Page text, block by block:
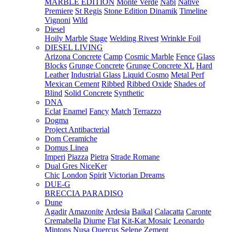
MARBLE EDITION Monte Verde Nabi Native
Premiere St Regis Stone Edition Dinamik Timeline
Vignoni Wild
Diesel
Hoily Marble Stage Welding Rivest Wrinkle Foil
DIESEL LIVING
Arizona Concrete Camp Cosmic Marble Fence Glass
Blocks Grunge Concrete Grunge Concrete XL Hard
Leather Industrial Glass Liquid Cosmo Metal Perf
Mexican Cement Ribbed Ribbed Oxide Shades of
Blind Solid Concrete Synthetic
DNA
Eclat Enamel Fancy Match Terrazzo
Dogma
Project Antibacterial
Dom Ceramiche
Domus Linea
Imperi Piazza Pietra Strade Romane
Dual Gres NiceKer
Chic London Spirit Victorian Dreams
DUE-G
BRECCIA PARADISO
Dune
Agadir Amazonite Ardesia Baikal Calacatta Caronte
Cremabella Diurne Flat Kit-Kat Mosaic Leonardo
Mintons Nusa Quercus Selene Zement